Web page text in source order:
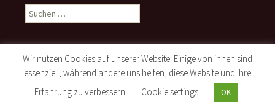
Suchen
nach:
Stolz präsentiert von WordPress
Wir nutzen Cookies auf unserer Website. Einige von ihnen sind
essenziell, während andere uns helfen, diese Website und Ihre
Erfahrung zu verbessern.
Cookie settings OK